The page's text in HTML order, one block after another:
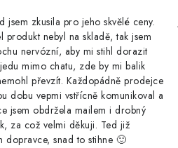
jsem zkusila pro jeho skvělé ceny.
produkt nebyl na skladě, tak jsem
nervózní, aby mi stihl dorazit
mimo chatu, zde by mi balik
převzít. Každopádně prodejce
dobu vepmi vstřícně komunikoval a
jsem obdržela mailem i drobný
za což velmi děkuji. Ted již
dopravce, snad to stihne 🙂